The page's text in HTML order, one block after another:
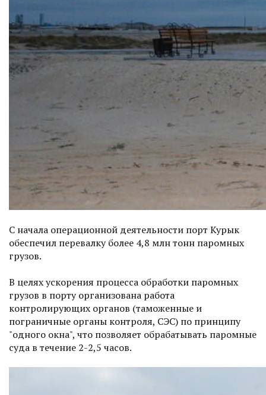
С начала операционной деятельности порт Курык
обеспечил перевалку более 4,8 млн тонн паромных
грузов.
В целях ускорения процесса обработки паромных
грузов в порту организована работа
контролирующих органов (таможенные и
пограничные органы контроля, СЭС) по принципу
"одного окна", что позволяет обрабатывать паромные
суда в течение 2-2,5 часов.